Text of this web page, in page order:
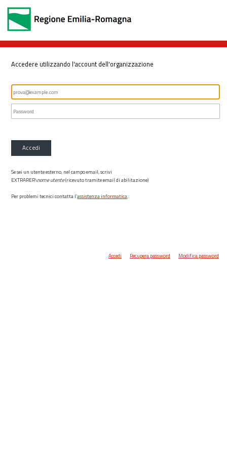
Accedere utilizzando l'account dell'organizzazione
Accedi
Se sei un utente esterno, nel campo email, scrivi
EXTRARER\nome utente(ricevuto tramite email di abilitazione)
Per problemi tecnici contatta l’assistenza informatica.
Accedi Recupera password Modifica password